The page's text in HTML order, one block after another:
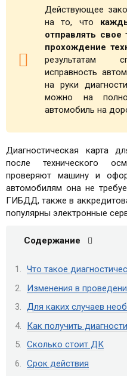
Действующее
на то, что
отправлять свое
прохождение
результатам
исправность
на руки
можно на
автомобиль на
Диагностическая карта
после технического
проверяют машину и
автомобилям она не
ГИБДД, также в
популярны электронные
Содержание
Что такое
Изменения в
Для каких случаев
Как получить
Сколько стоит ДК
Срок действия